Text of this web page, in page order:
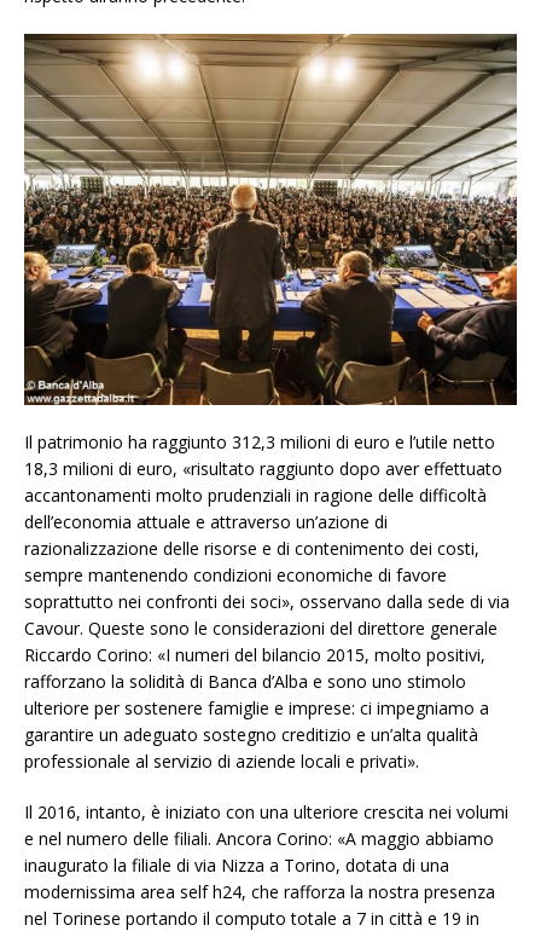
Il patrimonio ha raggiunto 312,3 milioni di euro e l’utile netto
18,3 milioni di euro, «risultato raggiunto dopo aver effettuato
accantonamenti molto prudenziali in ragione delle difficoltà
dell’economia attuale e attraverso un’azione di
razionalizzazione delle risorse e di contenimento dei costi,
sempre mantenendo condizioni economiche di favore
soprattutto nei confronti dei soci», osservano dalla sede di via
Cavour. Queste sono le considerazioni del direttore generale
Riccardo Corino: «I numeri del bilancio 2015, molto positivi,
rafforzano la solidità di Banca d’Alba e sono uno stimolo
ulteriore per sostenere famiglie e imprese: ci impegniamo a
garantire un adeguato sostegno creditizio e un’alta qualità
professionale al servizio di aziende locali e privati».
Il 2016, intanto, è iniziato con una ulteriore crescita nei volumi
e nel numero delle filiali. Ancora Corino: «A maggio abbiamo
inaugurato la filiale di via Nizza a Torino, dotata di una
modernissima area self h24, che rafforza la nostra presenza
nel Torinese portando il computo totale a 7 in città e 19 in